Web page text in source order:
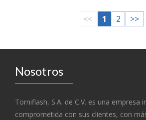
<< 1 2 >>
Nosotros
Torniflash, S.A. de C.V. es una empresa
comprometida con sus clientes, con